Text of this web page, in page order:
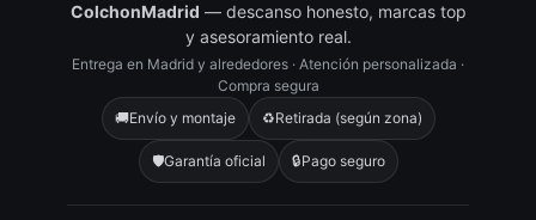
ColchonMadrid — descanso honesto, marcas top
y asesoramiento real.
Entrega en Madrid y alrededores · Atención personalizada ·
Compra segura
🚚Envío y montaje ♻️Retirada (según zona)
🛡️Garantía oficial 🔒Pago seguro